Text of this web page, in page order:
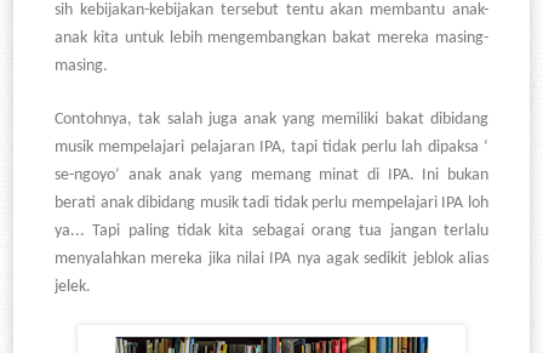
sih kebijakan-kebijakan tersebut tentu akan membantu anak-
anak kita untuk lebih mengembangkan bakat mereka masing-
masing.
Contohnya, tak salah juga anak yang memiliki bakat dibidang
musik mempelajari pelajaran IPA, tapi tidak perlu lah dipaksa ‘
se-ngoyo’ anak anak yang memang minat di IPA. Ini bukan
berati anak dibidang musik tadi tidak perlu mempelajari IPA loh
ya... Tapi paling tidak kita sebagai orang tua jangan terlalu
menyalahkan mereka jika nilai IPA nya agak sedikit jeblok alias
jelek.